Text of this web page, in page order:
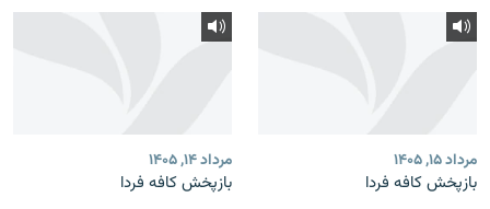
مرداد ۱۵, ۱۴۰۵
بازپخش کافه فردا
مرداد ۱۴, ۱۴۰۵
بازپخش کافه فردا